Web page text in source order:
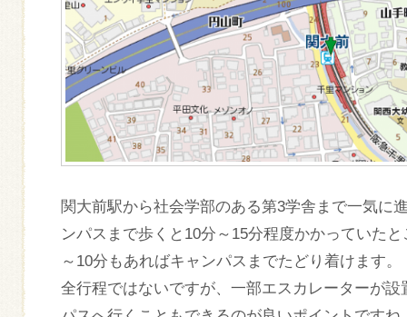
関大前駅から社会学部のある第3学舎まで一気に
ンパスまで歩くと10分～15分程度かかっていた
～10分もあればキャンパスまでたどり着けます。
全行程ではないですが、一部エスカレーターが